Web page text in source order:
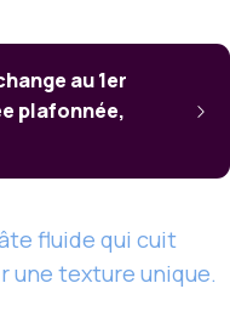
au 1er
plafonnée,
fluide qui cuit
une texture unique.